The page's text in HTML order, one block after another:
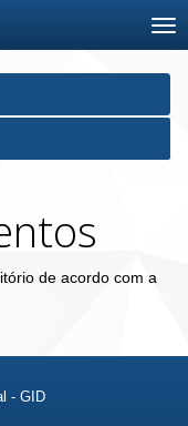
de acordo com a
- GID